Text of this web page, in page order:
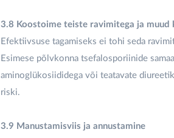
3.8 Koostoime teiste ravimitega ja muud
Efektiivsuse tagamiseks ei tohi seda
Esimese põlvkonna tsefalosporiinide
aminoglükosiididega või teatavate
riski.
3.9 Manustamisviis ja annustamine